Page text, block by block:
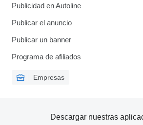
Publicidad en Autoline
Publicar el anuncio
Publicar un banner
Programa de afiliados
Empresas
Descargar nuestras